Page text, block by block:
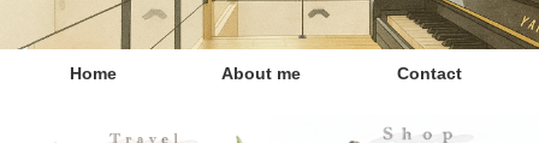
Home About me Contact